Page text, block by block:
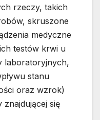
rzeczy, takich
skruszone
medyczne
testów krwi u
laboratoryjnych,
stanu
oraz wzrok)
znajdującej się